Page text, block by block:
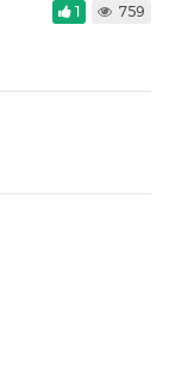
1 759